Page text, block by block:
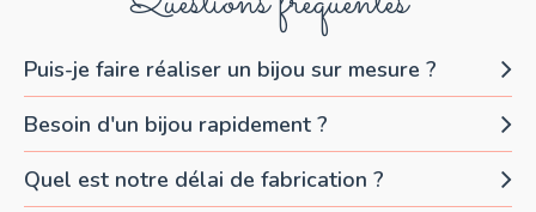
Puis-je faire réaliser un bijou sur mesure ?
Besoin d'un bijou rapidement ?
Quel est notre délai de fabrication ?